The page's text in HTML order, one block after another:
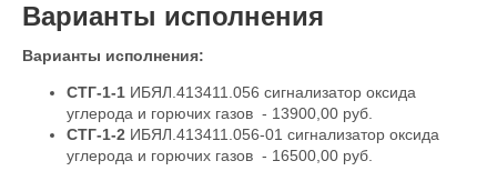
Варианты исполнения
Варианты исполнения:
СТГ-1-1 ИБЯЛ.413411.056 сигнализатор оксида
углерода и горючих газов - 13900,00 руб.
СТГ-1-2 ИБЯЛ.413411.056-01 сигнализатор оксида
углерода и горючих газов - 16500,00 руб.